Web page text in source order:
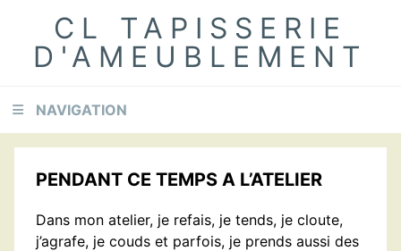
primary
content
footer
CL TAPISSERIE
D'AMEUBLEMENT
NAVIGATION
PENDANT CE TEMPS A L’ATELIER
Dans mon atelier, je refais, je tends, je cloute,
j’agrafe, je couds et parfois, je prends aussi des